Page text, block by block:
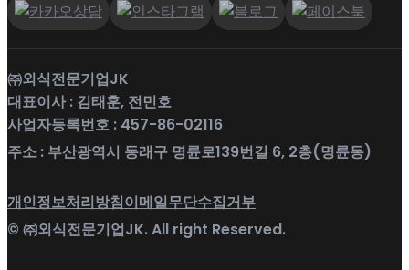
㈜외식전문기업JK
대표이사 : 김태훈, 전민호
사업자등록번호 : 457-86-02116
주소 : 부산광역시 동래구 명륜로139번길 6, 2층(명륜동)
개인정보처리방침이메일무단수집거부
© ㈜외식전문기업JK. All right Reserved.